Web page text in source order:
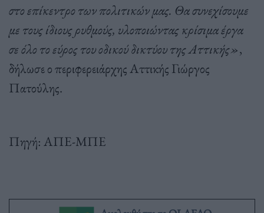
στο επίκεντρο των πολιτικών μας. Θα συνεχίσουμε
με τους ίδιους ρυθμούς, υλοποιώντας κρίσιμα έργα
σε όλο το εύρος του οδικού δικτύου της Αττικής»,
δήλωσε ο περιφερειάρχης Αττικής Γιώργος
Πατούλης.
Πηγή: ΑΠΕ-ΜΠΕ